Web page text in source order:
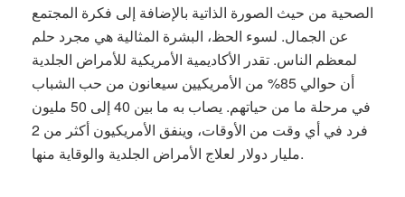
الصحية من حيث الصورة الذاتية بالإضافة إلى فكرة المجتمع
عن الجمال. لسوء الحظ، البشرة المثالية هي مجرد حلم
لمعظم الناس. تقدر الأكاديمية الأمريكية للأمراض الجلدية
أن حوالي 85% من الأمريكيين سيعانون من حب الشباب
في مرحلة ما من حياتهم. يصاب به ما بين 40 إلى 50 مليون
فرد في أي وقت من الأوقات، وينفق الأمريكيون أكثر من 2
مليار دولار لعلاج الأمراض الجلدية والوقاية منها.